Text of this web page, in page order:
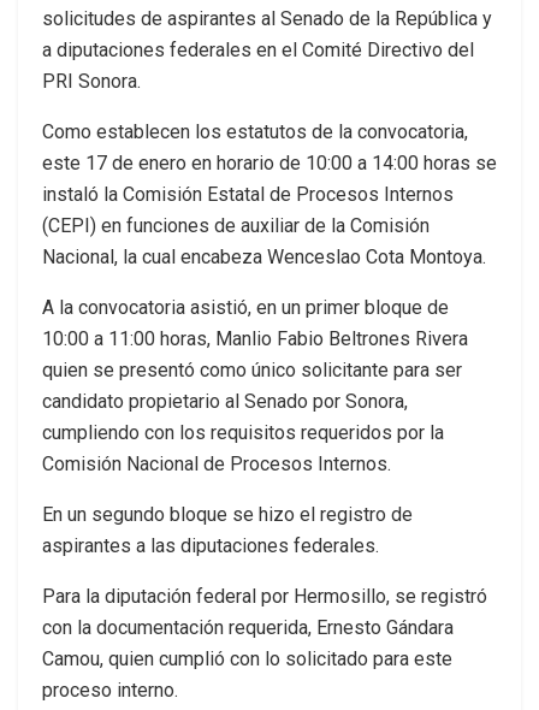
solicitudes de aspirantes al Senado de la República y
a diputaciones federales en el Comité Directivo del
PRI Sonora.
Como establecen los estatutos de la convocatoria,
este 17 de enero en horario de 10:00 a 14:00 horas se
instaló la Comisión Estatal de Procesos Internos
(CEPI) en funciones de auxiliar de la Comisión
Nacional, la cual encabeza Wenceslao Cota Montoya.
A la convocatoria asistió, en un primer bloque de
10:00 a 11:00 horas, Manlio Fabio Beltrones Rivera
quien se presentó como único solicitante para ser
candidato propietario al Senado por Sonora,
cumpliendo con los requisitos requeridos por la
Comisión Nacional de Procesos Internos.
En un segundo bloque se hizo el registro de
aspirantes a las diputaciones federales.
Para la diputación federal por Hermosillo, se registró
con la documentación requerida, Ernesto Gándara
Camou, quien cumplió con lo solicitado para este
proceso interno.